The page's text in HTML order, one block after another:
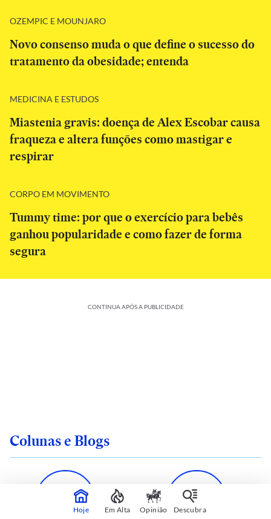
OZEMPIC E MOUNJARO
Novo consenso muda o que define o sucesso do
tratamento da obesidade; entenda
MEDICINA E ESTUDOS
Miastenia gravis: doença de Alex Escobar causa
fraqueza e altera funções como mastigar e
respirar
CORPO EM MOVIMENTO
Tummy time: por que o exercício para bebês
ganhou popularidade e como fazer de forma
segura
CONTINUA APÓS A PUBLICIDADE
Colunas e Blogs
Hoje Em Alta Opinião Descubra